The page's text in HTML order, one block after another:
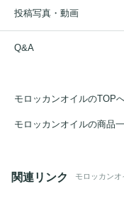
投稿写真・動画
Q&A
モロッカンオイルのTOP
モロッカンオイルの商品
関連リンク モロッカンオ